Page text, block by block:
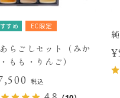
すめ EC限定
らごしセット（みか
もも・りんご）
税込